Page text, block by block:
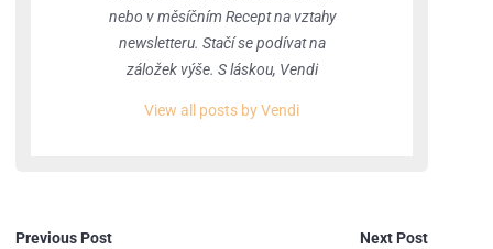
nebo v měsíčním Recept na vztahy
newsletteru. Stačí se podívat na
záložek výše. S láskou, Vendi
View all posts by Vendi
Previous Post Next Post